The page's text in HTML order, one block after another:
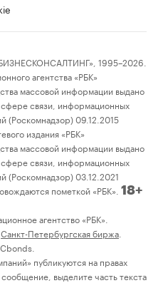
1995–2026.
агентства «РБК»
массовой информации выдано
связи, информационных
(Роскомнадзор) 09.12.2015
издания «РБК»
массовой информации выдано
связи, информационных
(Роскомнадзор) 03.12.2021
пометкой «РБК». 18+
агентство «РБК».
Санкт-Петербургская биржа
публикуются на правах
выделите часть текста